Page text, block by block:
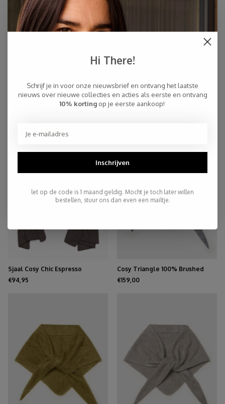
Sjaal Cosy 100% Cashmere Red
Sjaal Cosy Chic Neon Pink
Sjaal Cosy Chic Espresso
€94,95
Cosy Triangle 100% Brushed
Cashmere Feather
€159,00
Hi There!
Schrijf je in voor onze nieuwsbrief en ontvang het laatste
nieuws over nieuwe collecties en acties als eerste en ontvang
10% korting op je eerste aankoop!
Inschrijven
let op de code is 1 maand geldig. Mocht je toch later willen
bestellen, stuur ons dan even een mailtje.